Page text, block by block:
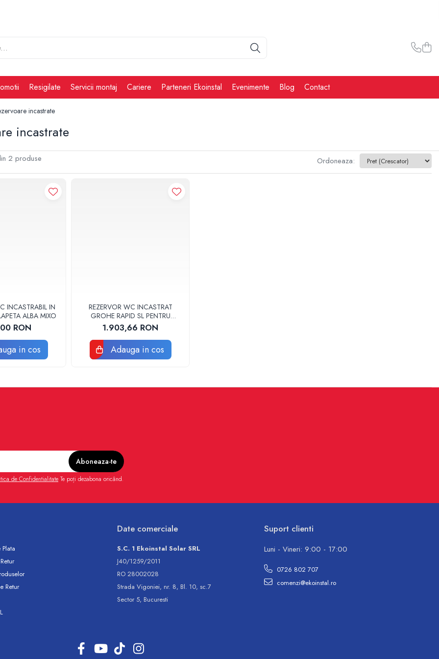
Resigilate Servicii montaj Cariere Parteneri Ekoinstal Evenimente Blog Contact
incastrate
incastrate
2 produse Ordoneaza:
INCASTRABIL IN
ALBA MIXO
RON
in cos
REZERVOR WC INCASTRAT
GROHE RAPID SL PENTRU
PERSOANE CU DIZABILITATI
39140000
1.903,66 RON
Adauga in cos
de Confidentialitate Te poți dezabona oricând.
Retur
Date comerciale
S.C. 1 Ekoinstal Solar SRL
J40/1259/2011
RO 28002028
Strada Vigoniei, nr. 8, Bl. 10, sc.7
Sector 5, Bucuresti
Suport clienti
Luni - Vineri: 9:00 - 17:00
0726 802 707
comenzi@ekoinstal.ro